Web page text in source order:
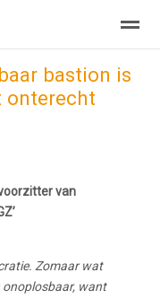
adverteren E-
bastion is
onterecht
van
Zomaar wat
onoplosbaar, want